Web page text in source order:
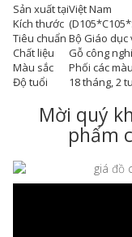
Sản xuất tạiViệt Nam
Kích thước
Tiêu chuẩn Bộ Giáo dục
Chất liệu
Gỗ công
Màu sắc
Phối các màu
Độ tuổi
18 tháng, 2
Mời quý
phẩm